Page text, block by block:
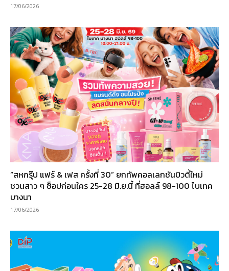
17/06/2026
“สหกรุ๊ป แฟร์ & เฟส ครั้งที่ 30” ยกทัพคอลเลกชันบิวตี้ใหม่
ชวนสาว ๆ ช็อปก่อนใคร 25-28 มิ.ย.นี้ ที่ฮอลล์ 98-100 ไบเทค
บางนา
17/06/2026